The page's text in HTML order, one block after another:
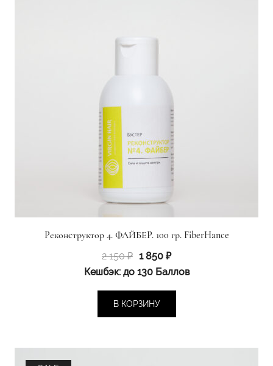
Реконструктор 4. ФАЙБЕР. 100 гр. FiberHance
2 150₽ Первоначальная
цена
2
150 ₽.
1 850 ₽Текущая
цена:
Кешбэк:до 130 Баллов
В КОРЗИНУ